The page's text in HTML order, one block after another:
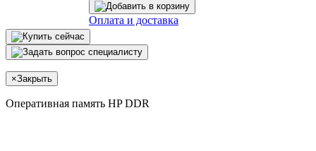
Оплата и доставка
×Закрыть
Оперативная память HP DDR